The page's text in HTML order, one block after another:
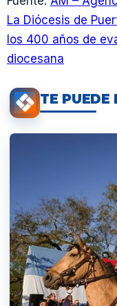
La Diócesis de
los 400 años de
diocesana
TE PUEDE